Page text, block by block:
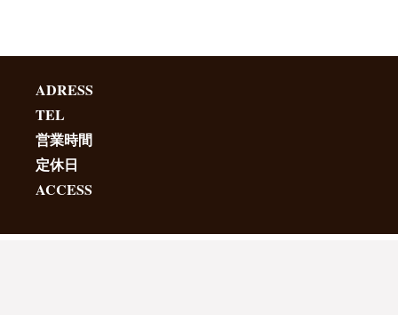
ADRESS
TEL
営業時間
定休日
ACCESS